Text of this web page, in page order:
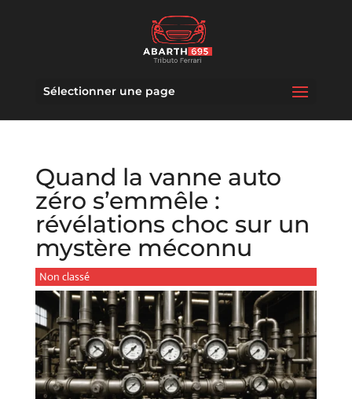
Sélectionner une page
Quand la vanne auto
zéro s’emmêle :
révélations choc sur un
mystère méconnu
Non classé